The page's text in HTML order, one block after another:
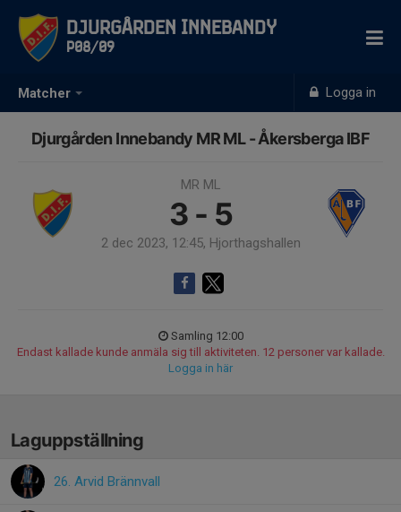
Matcher Logga in
Djurgården Innebandy
P08/09
Djurgården Innebandy MR ML - Åkersberga IBF
MR ML
3 - 5
2 dec 2023, 12:45, Hjorthagshallen
Samling 12:00
Endast kallade kunde anmäla sig till aktiviteten. 12 personer var kallade.
Logga in här
Laguppställning
26. Arvid Brännvall